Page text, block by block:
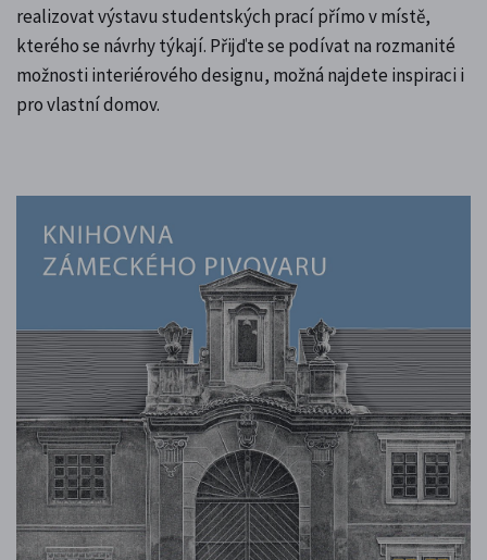
realizovat výstavu studentských prací přímo v místě,
kterého se návrhy týkají. Přijďte se podívat na rozmanité
možnosti interiérového designu, možná najdete inspiraci i
pro vlastní domov.